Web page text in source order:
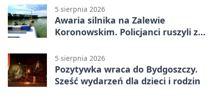
5 sierpnia 2026
Awaria silnika na Zalewie
Koronowskim. Policjanci ruszyli z
5 sierpnia 2026
Pozytywka wraca do Bydgoszczy.
Sześć wydarzeń dla dzieci i rodzin